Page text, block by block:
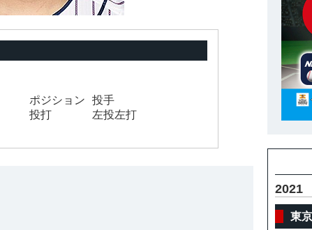
ポジション
投手
投打
左投左打
2021
東